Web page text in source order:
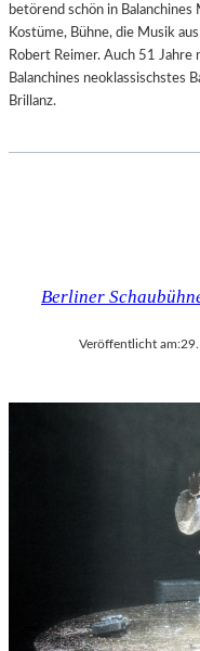
betörend schön in
Kostüme, Bühne, die Musik
Robert Reimer. Auch 51
Balanchines neoklassischstes
Brillanz.
Berliner
Veröffentlicht am: